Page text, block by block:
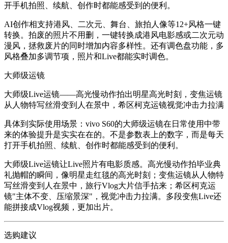
开手机拍照、续航、创作时都能感受到的便利。
AI创作相支持港风、二次元、舞台、旅拍人像等12+风格一键
转换。拍废的照片不用删，一键转换成港风电影感或二次元动
漫风，拯救废片的同时增加内容多样性。还有调色盘功能，多
风格叠加多调节项，照片和Live都能实时调色。
大师级运镜
大师级Live运镜——高光慢动作拍出明星高光时刻，变焦运镜
从人物特写丝滑变到人在景中，希区柯克运镜视觉冲击力拉满
具体到实际使用场景：vivo S60的大师级运镜在日常使用中带
来的体验提升是实实在在的。不是参数表上的数字，而是每天
打开手机拍照、续航、创作时都能感受到的便利。
大师级Live运镜让Live照片有电影质感。高光慢动作拍毕业典
礼抛帽的瞬间，像明星走红毯的高光时刻；变焦运镜从人物特
写丝滑变到人在景中，旅行Vlog大片信手拈来；希区柯克运
镜"主体不变、压缩景深"，视觉冲击力拉满。多段变焦Live还
能拼接成Vlog视频，更加出片。
选购建议